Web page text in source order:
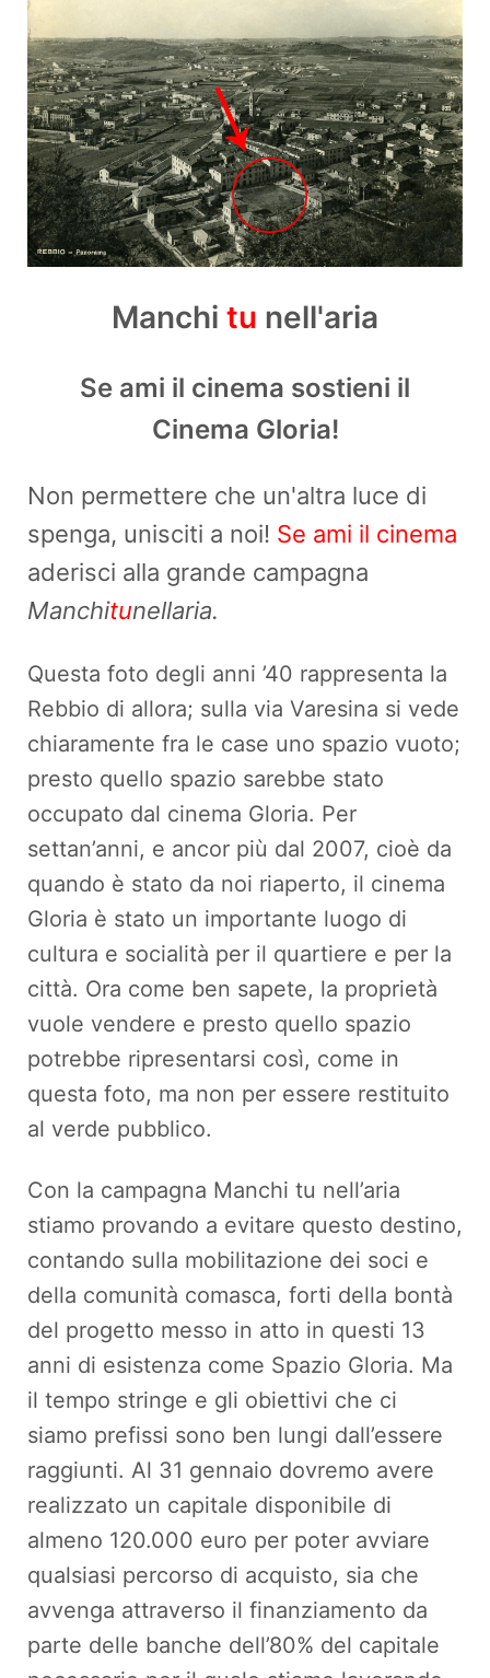
Manchi tu nell'aria
Se ami il cinema sostieni il
Cinema Gloria!
Non permettere che un'altra luce di
spenga, unisciti a noi! Se ami il cinema
aderisci alla grande campagna
Manchitunellaria.
Questa foto degli anni ’40 rappresenta la
Rebbio di allora; sulla via Varesina si vede
chiaramente fra le case uno spazio vuoto;
presto quello spazio sarebbe stato
occupato dal cinema Gloria. Per
settan’anni, e ancor più dal 2007, cioè da
quando è stato da noi riaperto, il cinema
Gloria è stato un importante luogo di
cultura e socialità per il quartiere e per la
città. Ora come ben sapete, la proprietà
vuole vendere e presto quello spazio
potrebbe ripresentarsi così, come in
questa foto, ma non per essere restituito
al verde pubblico.
Con la campagna Manchi tu nell’aria
stiamo provando a evitare questo destino,
contando sulla mobilitazione dei soci e
della comunità comasca, forti della bontà
del progetto messo in atto in questi 13
anni di esistenza come Spazio Gloria. Ma
il tempo stringe e gli obiettivi che ci
siamo prefissi sono ben lungi dall’essere
raggiunti. Al 31 gennaio dovremo avere
realizzato un capitale disponibile di
almeno 120.000 euro per poter avviare
qualsiasi percorso di acquisto, sia che
avvenga attraverso il finanziamento da
parte delle banche dell’80% del capitale